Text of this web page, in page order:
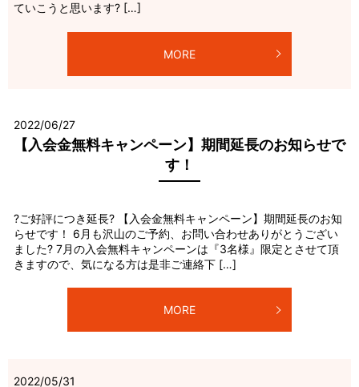
ていこうと思います? […]
MORE
2022/06/27
【入会金無料キャンペーン】期間延長のお知らせで
す！
?ご好評につき延長? 【入会金無料キャンペーン】期間延長のお知
らせです！ 6月も沢山のご予約、お問い合わせありがとうござい
ました? 7月の入会無料キャンペーンは『3名様』限定とさせて頂
きますので、気になる方は是非ご連絡下 […]
MORE
2022/05/31